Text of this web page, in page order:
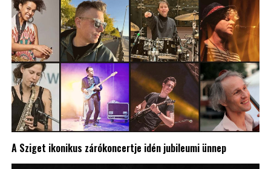
A Sziget ikonikus zárókoncertje idén jubileumi ünnep